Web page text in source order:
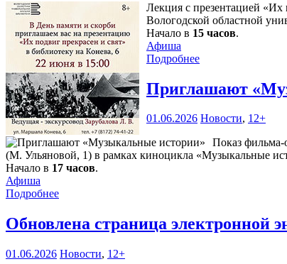
Лекция с презентацией «Их
Вологодской областной
Начало в 15 часов.
Афиша
Подробнее
Приглашают
01.06.2026 Новости, 12+
Показ фильма-
(М. Ульяновой, 1) в рамках киноцикла «Музыкальные
Начало в 17 часов.
Афиша
Подробнее
Обновлена страница электронной
01.06.2026 Новости, 12+